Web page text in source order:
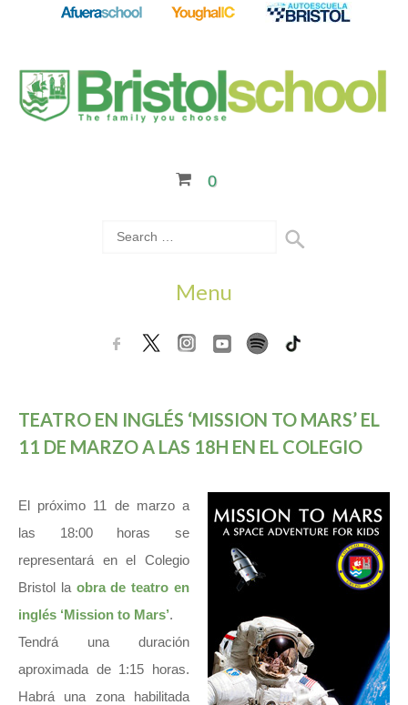
0
Menu
TEATRO EN INGLÉS ‘MISSION TO MARS’ EL
11 DE MARZO A LAS 18H EN EL COLEGIO
El próximo 11 de marzo a
las 18:00 horas se
representará en el Colegio
Bristol laobra de teatro en
inglés ‘Mission to Mars’.
Tendrá una duración
aproximada de 1:15 horas.
Habrá una zona habilitada